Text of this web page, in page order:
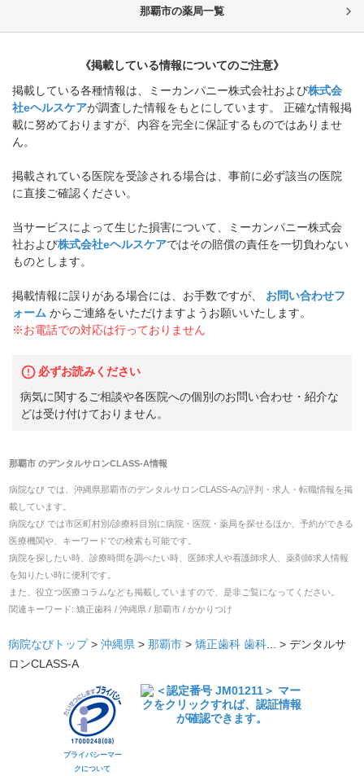
那覇市の薬局一覧
《掲載している情報についてのご注意》
掲載している各種情報は、ミーカンパニー株式会社および株式会
社eヘルスケアが調査した情報をもとにしています。 正確な情報掲
載に努めておりますが、内容を完全に保証するものではありませ
ん。
掲載されている医院を受診される場合は、事前に必ず該当の医院
に直接ご確認ください。
当サービスによって生じた損害について、ミーカンパニー株式会
社および株式会社eヘルスケアではその賠償の責任を一切負わない
ものとします。
掲載情報に誤りがある場合には、お手数ですが、
お問い合わせフ
ォーム からご連絡をいただけますようお願いいたします。
※お電話での対応は行っておりません
必ずお読みください
病気に関するご相談や各医院への個別のお問い合わせ・紹介な
どは受け付けておりません。
那覇市のデンタルサロンCLASS-A情報
病院なび では、 沖縄県那覇市のデンタルサロンCLASS-Aの評判・求人・転職情報を掲
載しています。
病院なび では市区町村別/診療科目別に病院・医院・薬局を探せるほか、予約ができる
医療機関や、キーワードでの検索も可能です。
病院を探したい時、診療時間を調べたい時、医師求人や看護師求人、薬剤師求人情報
を知りたい時に便利です。
また、役立つ医療コラムなども掲載していますので、是非ご覧になってください。
関連キーワード: 矯正歯科 / 沖縄県 / 那覇市 / かかりつけ
病院なびトップ > 沖縄県 > 那覇市 > 矯正歯科 歯科 ... > デンタルサ
ロンCLASS-A
プライバシーマー
クについて